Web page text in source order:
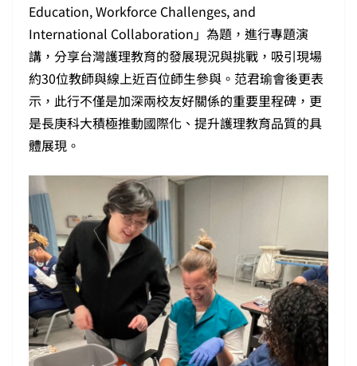
Education, Workforce Challenges, and
International Collaboration」為題，進行專題演
講，分享台灣護理教育的發展現況與挑戰，吸引現場
約30位教師與線上近百位師生參與。范君瑜會後更表
示，此行不僅是加深兩校友好關係的重要里程碑，更
是長庚科大積極推動國際化、提升護理教育品質的具
體展現。